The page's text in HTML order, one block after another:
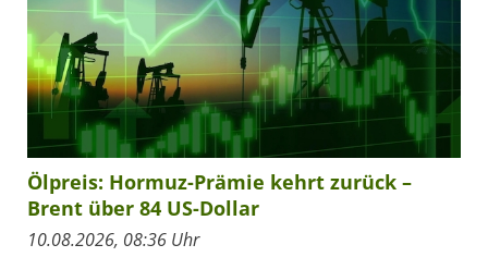
Ölpreis: Hormuz-Prämie kehrt zurück –
Brent über 84 US-Dollar
10.08.2026, 08:36 Uhr